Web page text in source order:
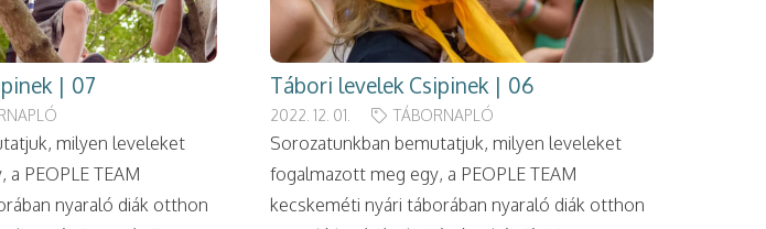
| 07
milyen leveleket
PEOPLE TEAM
nyaraló diák otthon
Tábori levelek Csipinek | 06
2022. 12. 01. TÁBORNAPLÓ
Sorozatunkban bemutatjuk, milyen leveleket
fogalmazott meg egy, a PEOPLE TEAM
kecskeméti nyári táborában nyaraló diák otthon